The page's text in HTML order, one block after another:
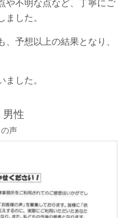
や不明な点など、丁寧にご
した。
、予想以上の結果となり、
した。
男性
声